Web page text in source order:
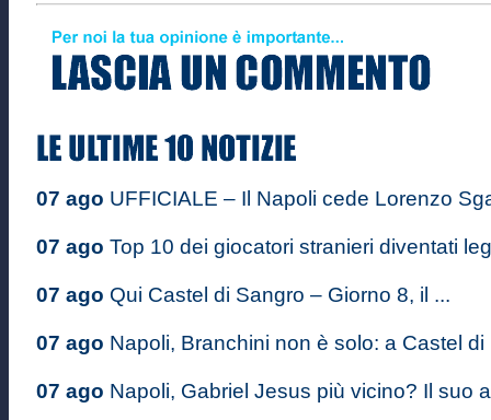
07 ago UFFICIALE – Il Napoli cede Lorenzo
07 ago Top 10 dei giocatori stranieri diventati
07 ago Qui Castel di Sangro – Giorno 8, il ...
07 ago Napoli, Branchini non è solo: a Castel di
07 ago Napoli, Gabriel Jesus più vicino? Il suo